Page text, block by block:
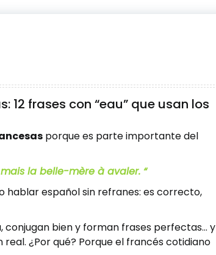
12 frases con “eau” que usan los
porque es parte importante del
la belle-mère à avaler. “
hablar español sin refranes: es correcto,
bien y forman frases perfectas… y
¿Por qué? Porque el francés cotidiano